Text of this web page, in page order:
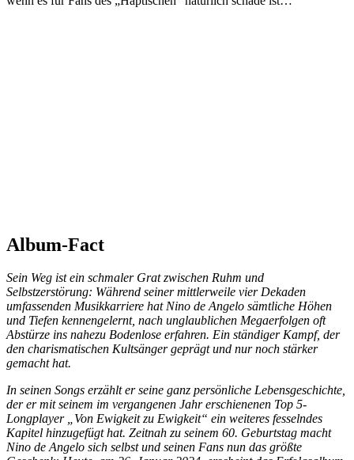
Album-Fact
Sein Weg ist ein schmaler Grat zwischen Ruhm und
Selbstzerstörung: Während seiner mittlerweile vier Dekaden
umfassenden Musikkarriere hat Nino de Angelo sämtliche Höhen
und Tiefen kennengelernt, nach unglaublichen Megaerfolgen oft
Abstürze ins nahezu Bodenlose erfahren. Ein ständiger Kampf, der
den charismatischen Kultsänger geprägt und nur noch stärker
gemacht hat.
In seinen Songs erzählt er seine ganz persönliche Lebensgeschichte,
der er mit seinem im vergangenen Jahr erschienenen Top 5-
Longplayer „Von Ewigkeit zu Ewigkeit“ ein weiteres fesselndes
Kapitel hinzugefügt hat. Zeitnah zu seinem 60. Geburtstag macht
Nino de Angelo sich selbst und seinen Fans nun das größte